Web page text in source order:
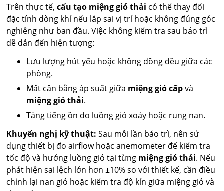
Trên thực tế,cấu tạo miệng gió thải có thể thay đổi
đặc tính dòng khí nếu lắp sai vị trí hoặc không đúng góc
nghiêng như ban đầu. Việc không kiểm tra sau bảo trì
dễ dẫn đến hiện tượng:
Lưu lượng hút yếu hoặc không đồng đều giữa các
phòng.
Mất cân bằng áp suất giữa miệng gió cấpvà
miệng gió thải.
Tăng tiếng ồn do luồng gió xoáy hoặc rung nan.
Khuyến nghị kỹ thuật: Sau mỗi lần bảo trì, nên sử
dụng thiết bị đo airflow hoặc anemometer để kiểm tra
tốc độ và hướng luồng gió tại từng miệng gió thải. Nếu
phát hiện sai lệch lớn hơn ±10% so với thiết kế, cần điều
chỉnh lại nan gió hoặc kiểm tra độ kín giữa miệng gió và